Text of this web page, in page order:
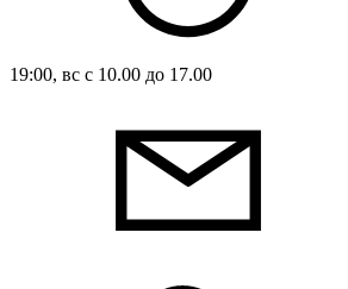
19:00, вс с 10.00 до 17.00